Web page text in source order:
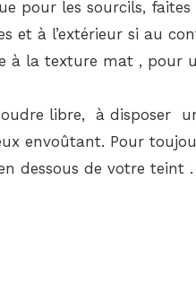
pour les sourcils,
et à l’extérieur si au
à la texture mat , pour
libre, à disposer
envoûtant. Pour
dessous de votre teint .